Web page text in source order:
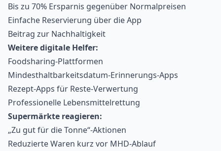
Bis zu 70% Ersparnis gegenüber Normalpreisen
Einfache Reservierung über die App
Beitrag zur Nachhaltigkeit
Weitere digitale Helfer:
Foodsharing-Plattformen
Mindesthaltbarkeitsdatum-Erinnerungs-Apps
Rezept-Apps für Reste-Verwertung
Professionelle Lebensmittelrettung
Supermärkte reagieren:
„Zu gut für die Tonne“-Aktionen
Reduzierte Waren kurz vor MHD-Ablauf